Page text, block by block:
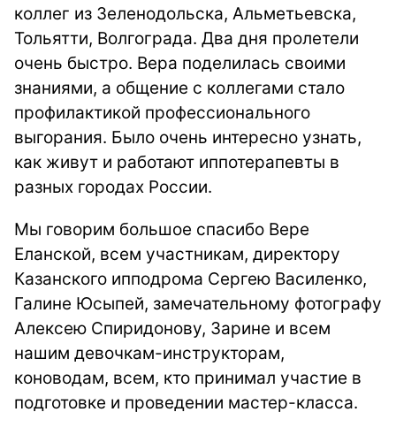
коллег из Зеленодольска, Альметьевска,
Тольятти, Волгограда. Два дня пролетели
очень быстро. Вера поделилась своими
знаниями, а общение с коллегами стало
профилактикой профессионального
выгорания. Было очень интересно узнать,
как живут и работают иппотерапевты в
разных городах России.
Мы говорим большое спасибо Вере
Еланской, всем участникам, директору
Казанского ипподрома Сергею Василенко,
Галине Юсыпей, замечательному фотографу
Алексею Спиридонову, Зарине и всем
нашим девочкам-инструкторам,
коноводам, всем, кто принимал участие в
подготовке и проведении мастер-класса.